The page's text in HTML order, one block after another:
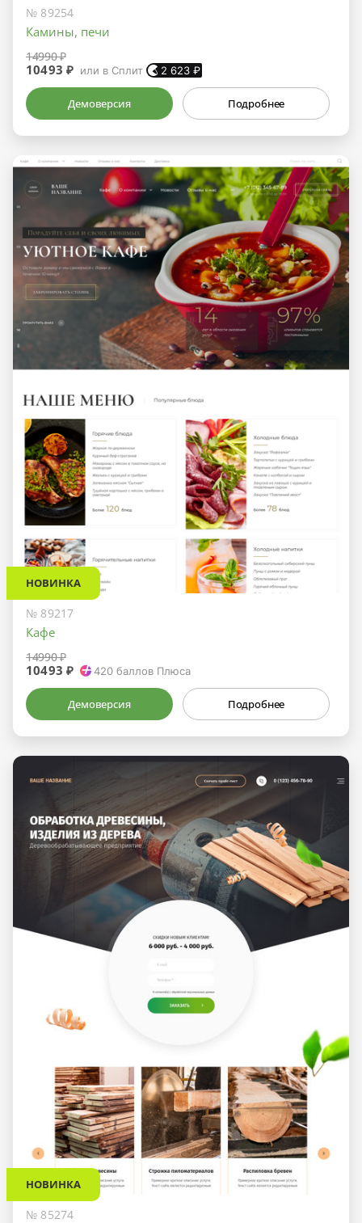
№ 89254
Камины, печи
14990 ₽
10493 ₽ или в Сплит 2 623 ₽
Демоверсия Подробнее
НОВИНКА
№ 89217
Кафе
14990 ₽
10493 ₽ 420 баллов Плюса
Демоверсия Подробнее
НОВИНКА
№ 85274